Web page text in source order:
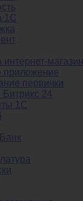
1С
интернет-
приложение
первички
24
1С